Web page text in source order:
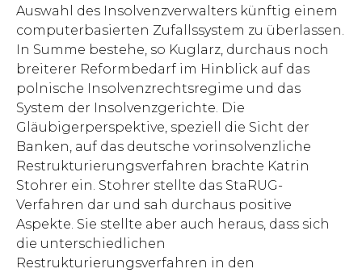
Auswahl des Insolvenzverwalters künftig einem
computerbasierten Zufallssystem zu überlassen.
In Summe bestehe, so Kuglarz, durchaus noch
breiterer Reformbedarf im Hinblick auf das
polnische Insolvenzrechtsregime und das
System der Insolvenzgerichte. Die
Gläubigerperspektive, speziell die Sicht der
Banken, auf das deutsche vorinsolvenzliche
Restrukturierungsverfahren brachte Katrin
Stohrer ein. Stohrer stellte das StaRUG-
Verfahren dar und sah durchaus positive
Aspekte. Sie stellte aber auch heraus, dass sich
die unterschiedlichen
Restrukturierungsverfahren in den